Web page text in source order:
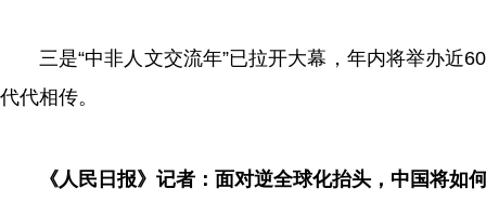
三是“中非人文交流年”已拉开大幕，年内将举办近
代代相传。
《人民日报》记者：面对逆全球化抬头，中国将